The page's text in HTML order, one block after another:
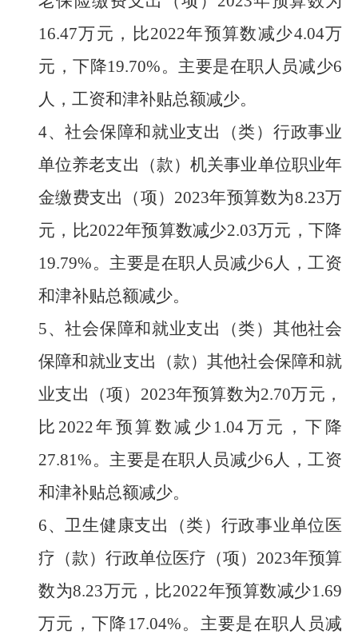
16.47万元，比2022年预算数减少4.04万
元，下降19.70%。主要是在职人员减少6
人，工资和津补贴总额减少。
4、社会保障和就业支出（类）行政事业
单位养老支出（款）机关事业单位职业年
金缴费支出（项） 2023年预算数为8.23万
元，比2022年预算数减少2.03万元， 下降
19.79%。主要是在职人员减少6人，工资
和津补贴总额减少。
5、社会保障和就业支出（类）其他社会
保障和就业支出（款）其他社会保障和就
业支出（项） 2023年预算数为2.70万元，
比 2022年预算数减少 1.04万元，下降
27.81%。 主要是在职人员减少6人，工资
和津补贴总额减少。
6、卫生健康支出（类）行政事业单位医
疗（款）行政单位医疗（项） 2023年预算
数为8.23万元，比2022年预算数减少1.69
万元，下降 17.04%。 主要是在职人员减